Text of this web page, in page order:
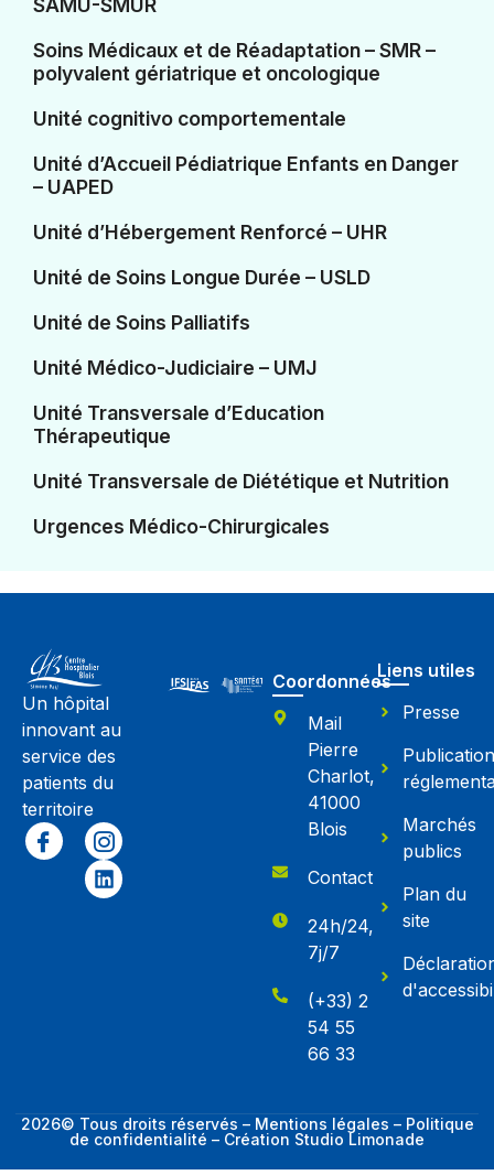
Soins Médicaux et de Réadaptation – SMR –
polyvalent gériatrique et oncologique
Unité cognitivo comportementale
Unité d’Accueil Pédiatrique Enfants en Danger
– UAPED
Unité d’Hébergement Renforcé – UHR
Unité de Soins Longue Durée – USLD
Unité de Soins Palliatifs
Unité Médico-Judiciaire – UMJ
Unité Transversale d’Education
Thérapeutique
Unité Transversale de Diététique et Nutrition
Urgences Médico-Chirurgicales
Un hôpital
innovant au
service des
patients du
territoire
Coordonnées
Mail
Pierre
Charlot,
41000
Blois
Contact
24h/24,
7j/7
(+33) 2
54 55
66 33
Liens utiles
Presse
Marchés
publics
Plan du
site
2026© Tous droits réservés – Mentions légales – Politique
de confidentialité – Création Studio Limonade